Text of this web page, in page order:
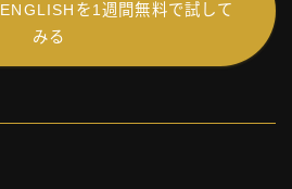
を1週間無料で試して
みる